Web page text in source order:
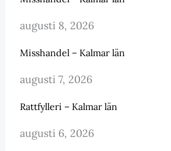
augusti 8, 2026
Misshandel – Kalmar län
augusti 7, 2026
Rattfylleri – Kalmar län
augusti 6, 2026